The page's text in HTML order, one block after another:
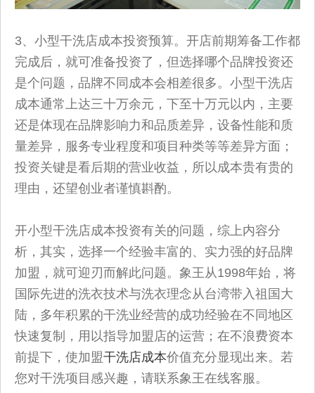
3、小型干洗店成本投资预算。开店前期筹备工作都
完成后，就可准备投资了，但选择哪个品牌投资还
是个问题，品牌不同成本会相差很多。小型干洗店
成本通常上达三十万余元，下至十万元以内，主要
还是体现在品牌影响力和品质差异，设备性能和质
量差异，服务专业程度和项目种类等等差异方面；
投资关键是看后期的营业收益，所以成本贵有贵的
理由，还望创业者谨慎斟酌。
开小型干洗店成本投资有关的问题，综上内容分
析，其实，选择一个经验丰富的、实力强的好品牌
加盟，就可迎刃而解此问题。象王从1998年始，将
国际先进的洗衣技术与洗衣理念从台湾带入祖国大
陆，多年积累的干洗业经营的成功经验在不同地区
快速复制，用以指导加盟店的运营；在不浪费资本
前提下，使加盟干洗店成本价值充分显现出来。若
您对干洗项目感兴趣，请联系象王在线客服。